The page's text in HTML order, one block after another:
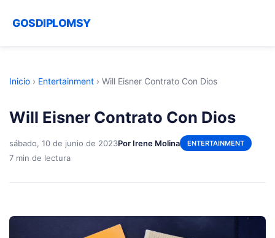
GOSDIPLOMSY
Inicio › Entertainment › Will Eisner Contrato Con Dios
Will Eisner Contrato Con Dios
sábado, 10 de junio de 2023Por Irene Molina ENTERTAINMENT
7 min de lectura